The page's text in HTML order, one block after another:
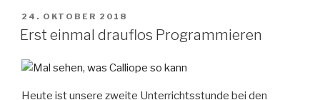
VERÖFFENTLICHT
AM
24. OKTOBER 2018
Erst einmal drauflos Programmieren
Heute ist unsere zweite Unterrichtsstunde bei den